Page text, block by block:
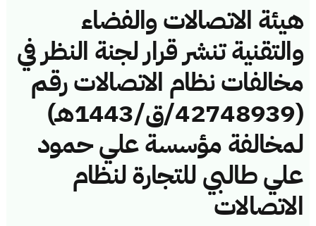
هيئة الاتصالات والفضاء
والتقنية تنشر قرار لجنة النظر في
مخالفات نظام الاتصالات رقم
(42748939/ق/1443هـ)
لمخالفة مؤسسة علي حمود
علي طالبي للتجارة لنظام
الاتصالات